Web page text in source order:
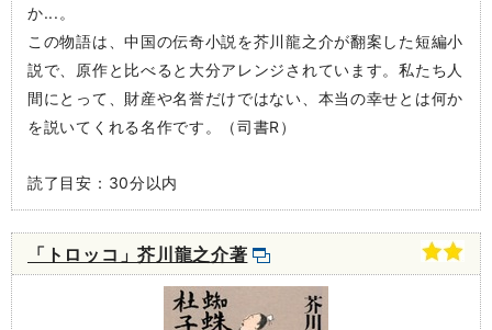
か...。
この物語は、中国の伝奇小説を芥川龍之介が翻案した短編小
説で、原作と比べると大分アレンジされています。私たち人
間にとって、財産や名誉だけではない、本当の幸せとは何か
を説いてくれる名作です。（司書R）
読了目安：30分以内
「トロッコ」芥川龍之介著